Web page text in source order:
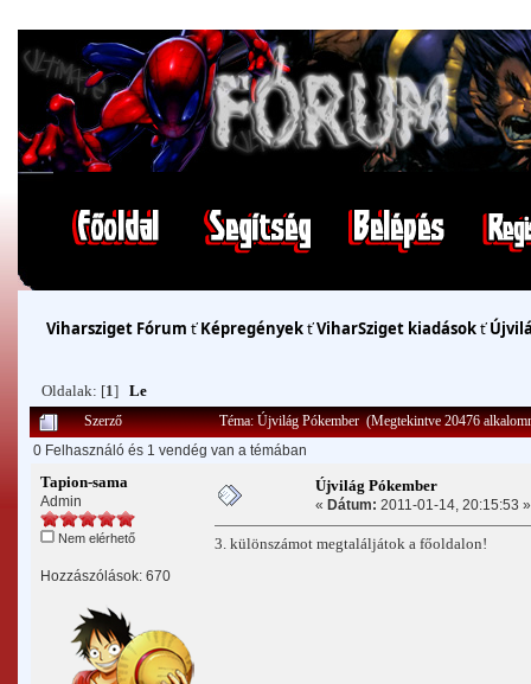
Viharsziget Fórum ťKépregényekťViharSziget kiadásokť
Oldalak: [1] Le
Szerző
Téma: Újvilág Pókember (Megtekintve 20476
0 Felhasználó és 1 vendég van a témában
Tapion-sama
Admin
Nem elérhető
Hozzászólások: 670
Újvilág Pókember
« Dátum: 2011-01-14, 20:15:53 »
3. különszámot megtaláljátok a főoldalon!